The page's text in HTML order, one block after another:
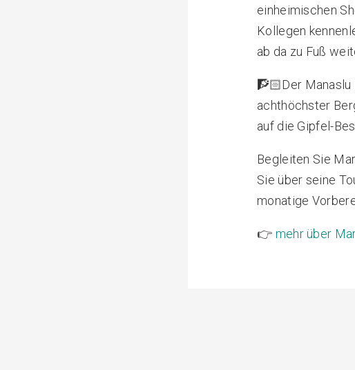
einheimischen
Kollegen
ab da zu Fuß
🧗🏻Der
achthöchster
auf die Gipfel-
Begleiten Sie
Sie über seine
monatige
👉 mehr über